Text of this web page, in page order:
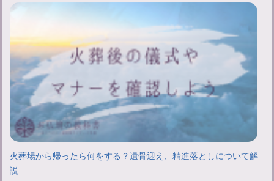
火葬場から帰ったら何をする？遺骨迎え、精進落としについて解
説